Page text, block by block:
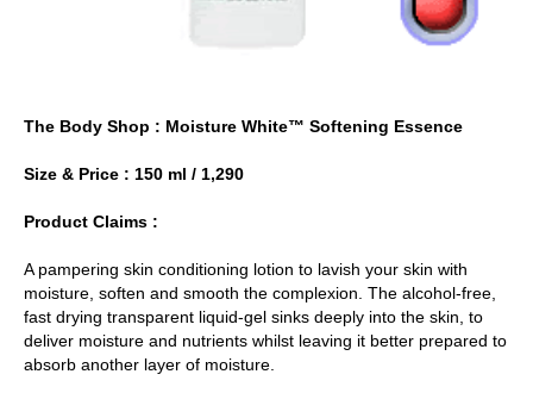
The Body Shop : Moisture White™ Softening Essence
Size & Price : 150 ml / 1,290
Product Claims :
A pampering skin conditioning lotion to lavish your skin with
moisture, soften and smooth the complexion. The alcohol-free,
fast drying transparent liquid-gel sinks deeply into the skin, to
deliver moisture and nutrients whilst leaving it better prepared to
absorb another layer of moisture.